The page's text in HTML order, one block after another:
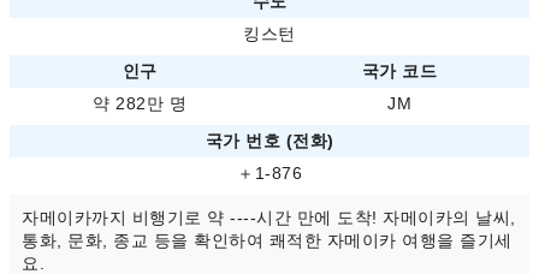
킹스턴
인구
국가 코드
약 282만 명
JM
국가 번호 (전화)
＋1-876
자메이카까지 비행기로 약 ----시간 만에 도착! 자메이카의 날씨,
통화, 문화, 종교 등을 확인하여 쾌적한 자메이카 여행을 즐기세
요.